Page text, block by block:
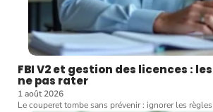
FBI V2 et gestion des licences :
ne pas rater
1 août 2026
Le couperet tombe sans prévenir : ignorer les